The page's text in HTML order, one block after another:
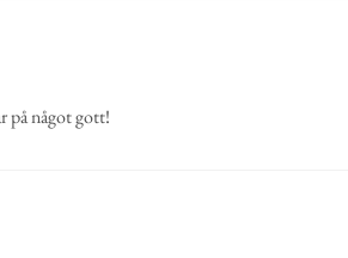
på något gott!